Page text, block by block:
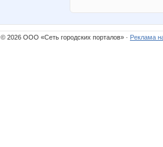
© 2026 ООО «Сеть городских порталов» · Реклама